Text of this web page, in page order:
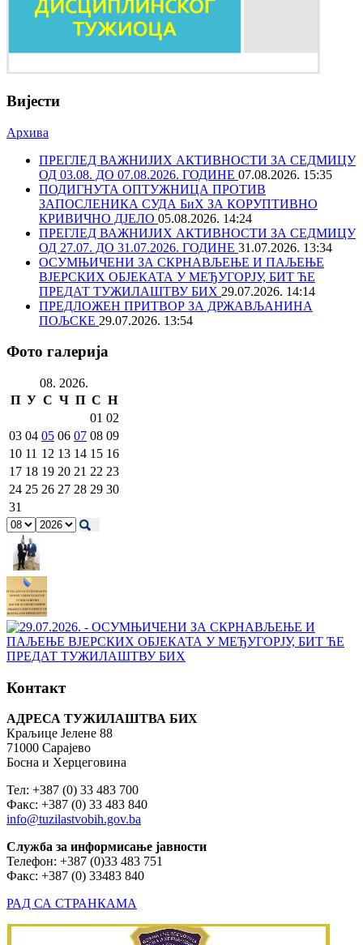
Вијести
Архива
ПРЕГЛЕД ВАЖНИЈИХ АКТИВНОСТИ ЗА СЕДМИЦУ
ОД 03.08. ДО 07.08.2026. ГОДИНЕ 07.08.2026. 15:35
ПОДИГНУТА ОПТУЖНИЦА ПРОТИВ
ЗАПОСЛЕНИКА СУДА БиХ ЗА КОРУПТИВНО
КРИВИЧНО ДЈЕЛО 05.08.2026. 14:24
ПРЕГЛЕД ВАЖНИЈИХ АКТИВНОСТИ ЗА СЕДМИЦУ
ОД 27.07. ДО 31.07.2026. ГОДИНЕ 31.07.2026. 13:34
ОСУМЊИЧЕНИ ЗА СКРНАВЉЕЊЕ И ПАЉЕЊЕ
ВЈЕРСКИХ ОБЈЕКАТА У МЕЂУГОРЈУ, БИТ ЋЕ
ПРЕДАТ ТУЖИЛАШТВУ БИХ 29.07.2026. 14:14
ПРЕДЛОЖЕН ПРИТВОР ЗА ДРЖАВЉАНИНА
ПОЉСКЕ 29.07.2026. 13:54
Фото галерија
08. 2026.
П У С Ч П С Н
01 02
03 04 05 06 07 08 09
10 11 12 13 14 15 16
17 18 19 20 21 22 23
24 25 26 27 28 29 30
31
Контакт
АДРЕСА ТУЖИЛАШТВА БИХ
Краљице Јелене 88
71000 Сарајево
Босна и Херцеговина
Тел: +387 (0) 33 483 700
Факс: +387 (0) 33 483 840
info@tuzilastvobih.gov.ba
Служба за информисање јавности
Телефон: +387 (0)33 483 751
Факс: +387 (0) 33483 840
РАД СА СТРАНКАМА